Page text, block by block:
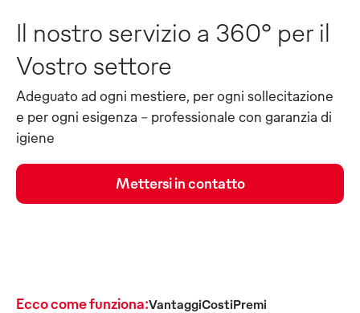
Il nostro servizio a 360° per il
Vostro settore
Adeguato ad ogni mestiere, per ogni sollecitazione
e per ogni esigenza - professionale con garanzia di
igiene
Mettersi in contatto
Ecco come funziona:VantaggiCostiPremi